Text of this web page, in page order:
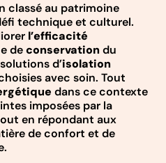
classé au patrimoine
technique et culturel.
l’efficacité
deconservationdu
d’isolation
avec soin. Tout
dans ce contexte
imposées par la
en répondant aux
de confort et de